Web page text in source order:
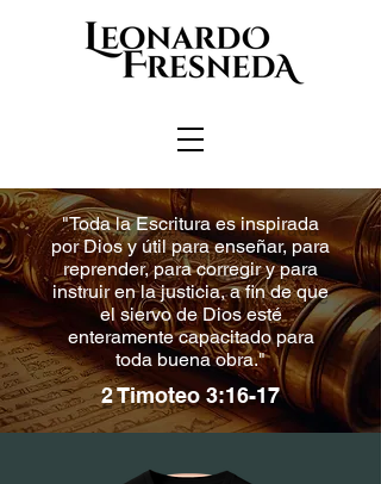
"Toda la Escritura es inspirada
por Dios y útil para enseñar, para
reprender, para corregir y para
instruir en la justicia, a fin de que
el siervo de Dios esté
enteramente capacitado para
toda buena obra."
2 Timoteo 3:16-17